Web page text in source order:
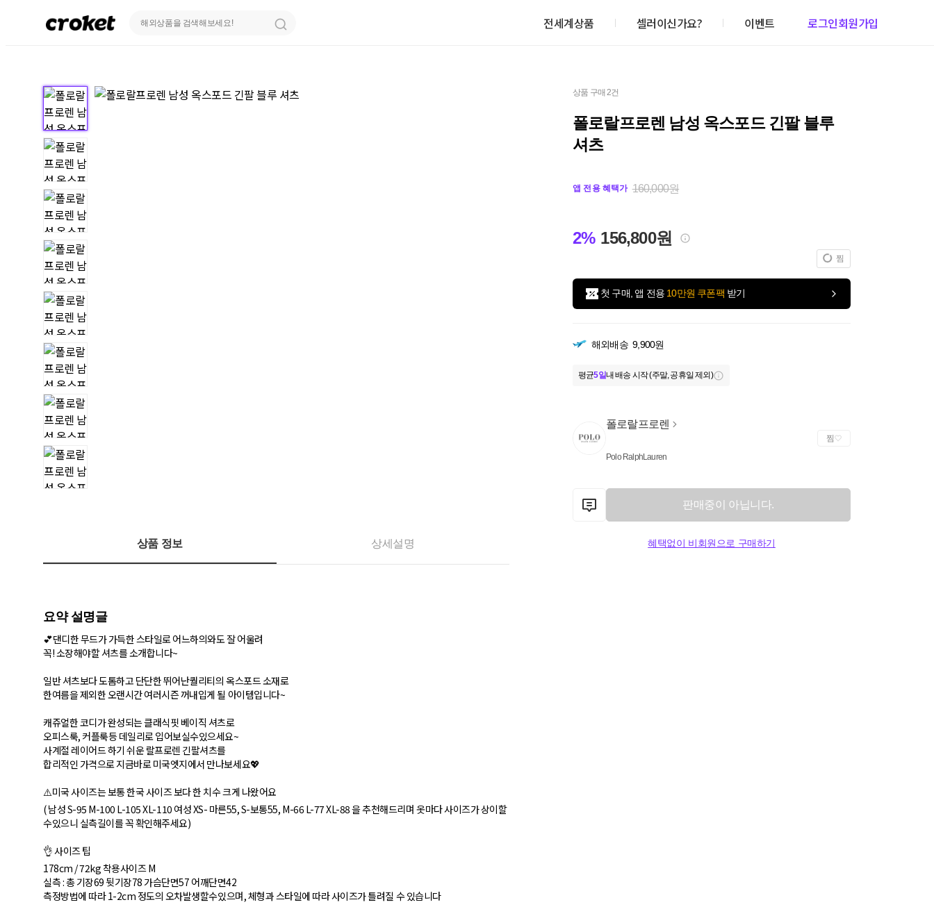
전세계상품 셀러이신가요? 이벤트 로그인회원가입
상품 구매 2건
폴로랄프로렌 남성 옥스포드 긴팔 블루
셔츠
앱 전용 혜택가 160,000원
2% 156,800원
찜
첫 구매, 앱 전용 10만원 쿠폰팩 받기
해외배송 9,900원
평균5일내 배송 시작 (주말, 공휴일 제외)
폴로랄프로렌
Polo RalphLauren
찜
판매중이 아닙니다.
혜택없이 비회원으로 구매하기
상품 정보 상세설명
요약 설명글
💕댄디한 무드가 가득한 스타일로 어느하의와도 잘 어울려
꼭! 소장해야할 셔츠를 소개합니다~
일반 셔츠보다 도톰하고 단단한 뛰어난퀄리티의 옥스포드 소재로
한여름을 제외한 오랜시간 여러시즌 꺼내입게 될 아이템입니다~
캐쥬얼한 코디가 완성되는 클래식핏 베이직 셔츠로
오피스룩, 커플룩등 데일리로 입어보실수있으세요~
사계절 레이어드 하기 쉬운 랄프로렌 긴팔셔츠를
합리적인 가격으로 지금바로 미국엣지에서 만나보세요💖
⚠️미국 사이즈는 보통 한국 사이즈 보다 한 치수 크게 나왔어요
( 남성 S-95 M-100 L-105 XL-110 여성 XS- 마른55, S-보통55, M-66 L-77 XL-88 을 추천해드리며 옷마다 사이즈가 상이할
수있으니 실측길이를 꼭 확인해주세요)
👌 사이즈 팁
178cm / 72kg 착용사이즈 M
실측 : 총 기장69 뒷기장78 가슴단면57 어깨단면42
측정방법에 따라 1-2cm 정도의 오차발생할수있으며, 체형과 스타일에 따라 사이즈가 틀려질 수 있습니다